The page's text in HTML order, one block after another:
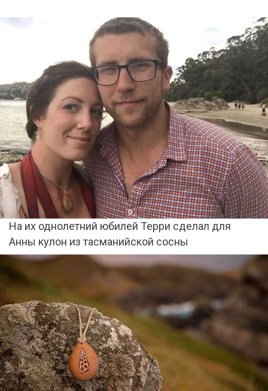
На их однолетний юбилей Терри сделал для
Анны кулон из тасманийской сосны